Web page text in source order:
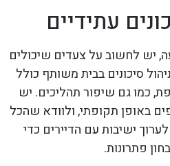
עתידיים
יש לחשוב על צעדים שיכולים
סיכונים בבית משותף כולל
כמו גם שיפור תהליכים. יש
באופן תקופתי, ולוודא שהכל
ישיבות עם הדיירים כדי
פתרונות.